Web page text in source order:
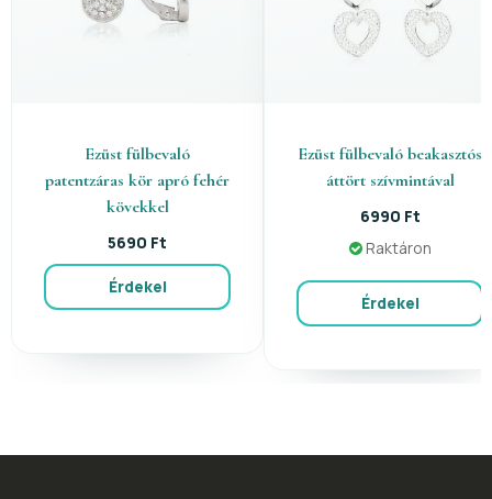
Ezüst fülbevaló
patentzáras kör apró fehér
kövekkel
5690 Ft
Érdekel
Ezüst fülbevaló beakasztós
áttört szívmintával
6990 Ft
Raktáron
Érdekel